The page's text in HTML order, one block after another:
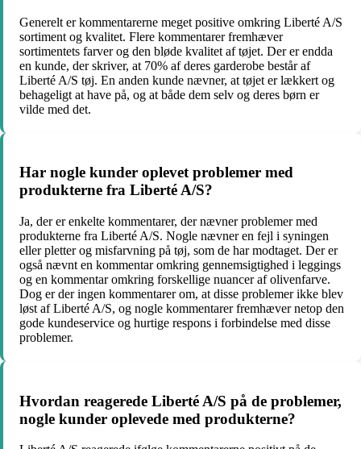
Generelt er kommentarerne meget positive omkring Liberté A/S
sortiment og kvalitet. Flere kommentarer fremhæver
sortimentets farver og den bløde kvalitet af tøjet. Der er endda
en kunde, der skriver, at 70% af deres garderobe består af
Liberté A/S tøj. En anden kunde nævner, at tøjet er lækkert og
behageligt at have på, og at både dem selv og deres børn er
vilde med det.
Har nogle kunder oplevet problemer med
produkterne fra Liberté A/S?
Ja, der er enkelte kommentarer, der nævner problemer med
produkterne fra Liberté A/S. Nogle nævner en fejl i syningen
eller pletter og misfarvning på tøj, som de har modtaget. Der er
også nævnt en kommentar omkring gennemsigtighed i leggings
og en kommentar omkring forskellige nuancer af olivenfarve.
Dog er der ingen kommentarer om, at disse problemer ikke blev
løst af Liberté A/S, og nogle kommentarer fremhæver netop den
gode kundeservice og hurtige respons i forbindelse med disse
problemer.
Hvordan reagerede Liberté A/S på de problemer,
nogle kunder oplevede med produkterne?